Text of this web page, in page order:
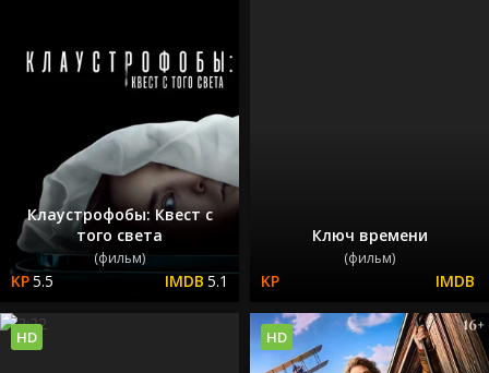
Клаустрофобы: Квест с
того света
(фильм)
5.5 5.1
Ключ времени
(фильм)
HD HD